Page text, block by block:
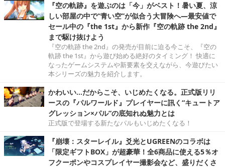
『空の軌跡』を遊ぶのは「今」がベスト！暑い夏、涼
しい部屋の中で“青い空”が似合う大冒険へ―最安値で
セール中の『the 1st』から新作『空の軌跡 the 2nd』
まで駆け抜けよう
『空の軌跡 the 2nd』の発売が目前に迫る今こそ、『空の
軌跡 the 1st』から遊び始める絶好のタイミング！ 快適に
なったゲームシステムや新要素を交えながら、今遊びたい
本シリーズの魅力を紹介します。
かわいい…だからこそ、いじめたくなる。正式版リリ
ースの『パルワールド』プレイヤーに訊く“キュートア
グレッション×パル”の底知れぬ魅力とは
正式版で登場する新たなパルもいじめたくなる！
『崩壊：スターレイル』爻光とUGREENのコラボは
「限定ギフトBOX」が超豪華！全6商品に使える5％オ
フクーポンやコスプレイヤー撮影会など、盛りだくさ